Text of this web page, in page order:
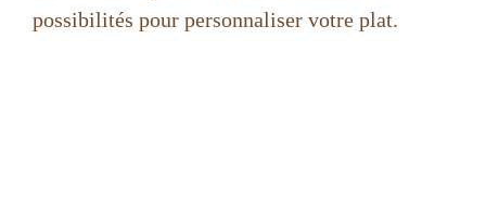
possibilités pour personnaliser votre plat.